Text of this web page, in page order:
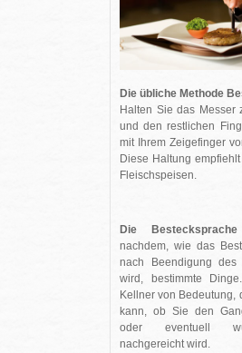
Die übliche Methode
Halten Sie das Messer
und den restlichen
mit Ihrem Zeigefinger
Diese Haltung
Fleischspeisen.
Die Bestecksprache
nachdem, wie das
nach Beendigung des
wird, bestimmte
Kellner von Bedeutung,
kann, ob Sie den
oder eventuell
nachgereicht wird.